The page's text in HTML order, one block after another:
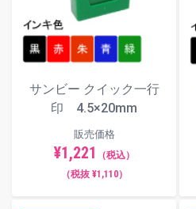
角ゴシック体
丸ゴシック体
古印体
サンビー クイック一行
印 4.5×20mm
販売価格
¥1,221
（税込）
（税抜 ¥1,110）